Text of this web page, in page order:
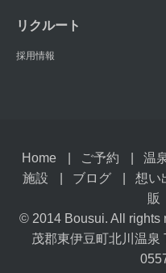
リクルート
採用情報
Home ご予約 温
施設
ブログ 想い
販
© 2014 Bousui. All rights
茂郡東伊豆町北川温泉